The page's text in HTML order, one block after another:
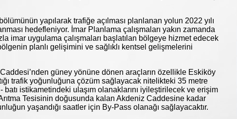
yapılarak trafiğe açılması planlanan yolun 2022 yılı
hedefleniyor. İmar Planlama çalışmaları yakın zamanda
imar uygulama çalışmaları başlatılan bölgeye hizmet edecek
planlı gelişimini ve sağlıklı kentsel gelişmelerini
güney yönüne dönen araçların özellikle Eskiköy
trafik yoğunluğuna çözüm sağlayacak nitelikteki 35 metre
istikametindeki ulaşım olanaklarını iyileştirilecek ve erişim
Tesisinin doğusunda kalan Akdeniz Caddesine kadar
yaşandığı saatler için By-Pass olanağı sağlayacaktır.